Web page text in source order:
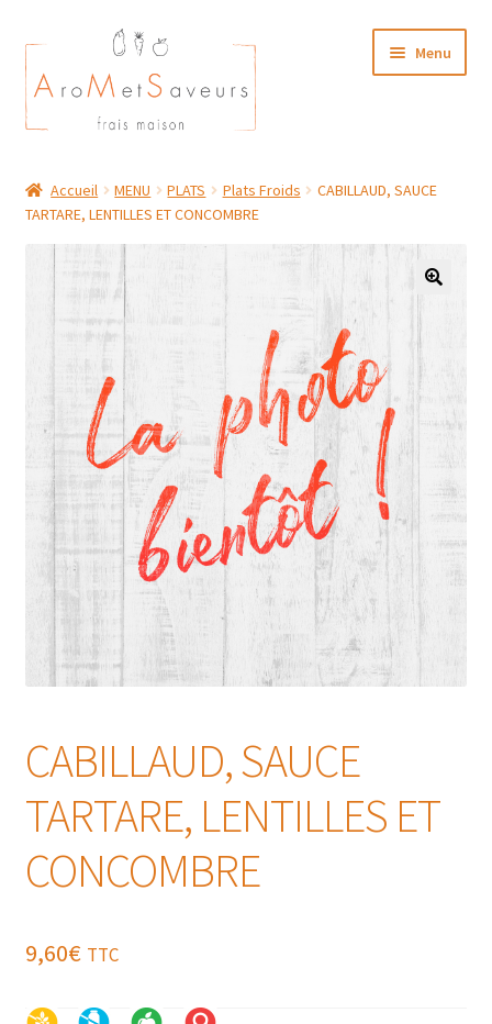
Aller
à
la
navigation
Aller
au
contenu
Menu
Plat du Jour/ Menu Week end
NOS BOUTIQUES
MON COMPTE
Accueil MENU PLATS Plats Froids
CABILLAUD, SAUCE
TARTARE, LENTILLES ET CONCOMBRE
CABILLAUD, SAUCE
TARTARE, LENTILLES ET
CONCOMBRE
9,60€ TTC